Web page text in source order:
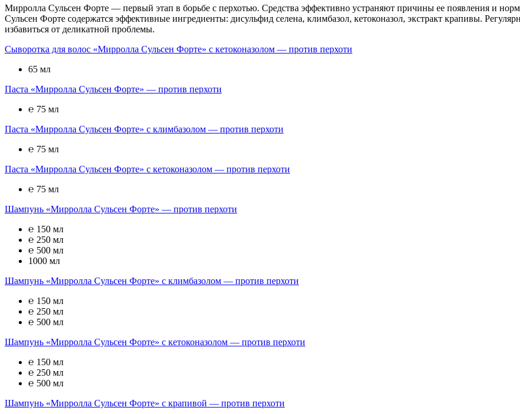
Мирролла Сульсен Форте — первый этап в борьбе с перхотью. Средства эффективно устраняют причины ее появления и
Сульсен Форте содержатся эффективные ингредиенты: дисульфид селена, климбазол, кетоконазол, экстракт крапивы.
избавиться от деликатной проблемы.
Сыворотка для волос «Мирролла Сульсен Форте» с кетоконазолом — против перхоти
65 мл
Паста «Мирролла Сульсен Форте» — против перхоти
℮ 75 мл
Паста «Мирролла Сульсен Форте» с климбазолом — против перхоти
℮ 75 мл
Паста «Мирролла Сульсен Форте» с кетоконазолом — против перхоти
℮ 75 мл
Шампунь «Мирролла Сульсен Форте» — против перхоти
℮ 150 мл
℮ 250 мл
℮ 500 мл
1000 мл
Шампунь «Мирролла Сульсен Форте» с климбазолом — против перхоти
℮ 150 мл
℮ 250 мл
℮ 500 мл
Шампунь «Мирролла Сульсен Форте» с кетоконазолом — против перхоти
℮ 150 мл
℮ 250 мл
℮ 500 мл
Шампунь «Мирролла Сульсен Форте» с крапивой — против перхоти